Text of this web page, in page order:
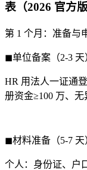
表（2026 官方版
第 1 个月：准备与
◼单位备案（2-3 天
HR 用法人一证通
册资金≥100 万、无
◼材料准备（5-7 天
个人：身份证、户